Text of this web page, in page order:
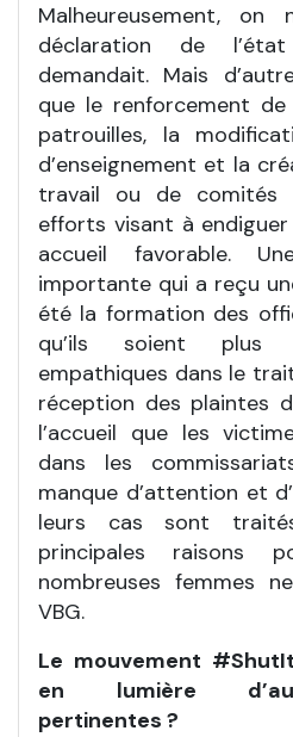
Malheureusement,
déclaration de l’état
demandait. Mais
que le renforcement
patrouilles, la
d’enseignement et la
travail ou de comités
efforts visant à
accueil favorable.
importante qui a reçu
été la formation des
qu’ils soient plus
empathiques dans le
réception des plaintes
l’accueil que les
dans les
manque d’attention et
leurs cas sont
principales raisons
nombreuses femmes
VBG.
Le mouvement
en lumière
pertinentes ?